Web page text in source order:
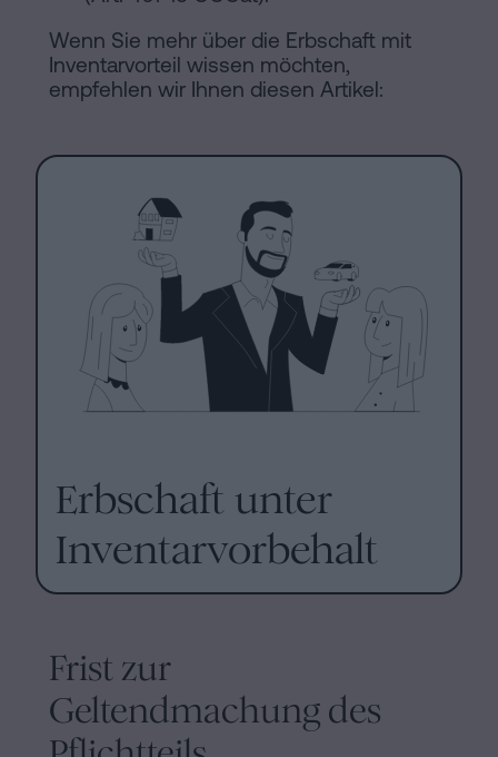
Wenn Sie mehr über die Erbschaft mit
Inventarvorteil wissen möchten,
empfehlen wir Ihnen diesen Artikel:
Erbschaft unter
Inventarvorbehalt
Frist zur
Geltendmachung des